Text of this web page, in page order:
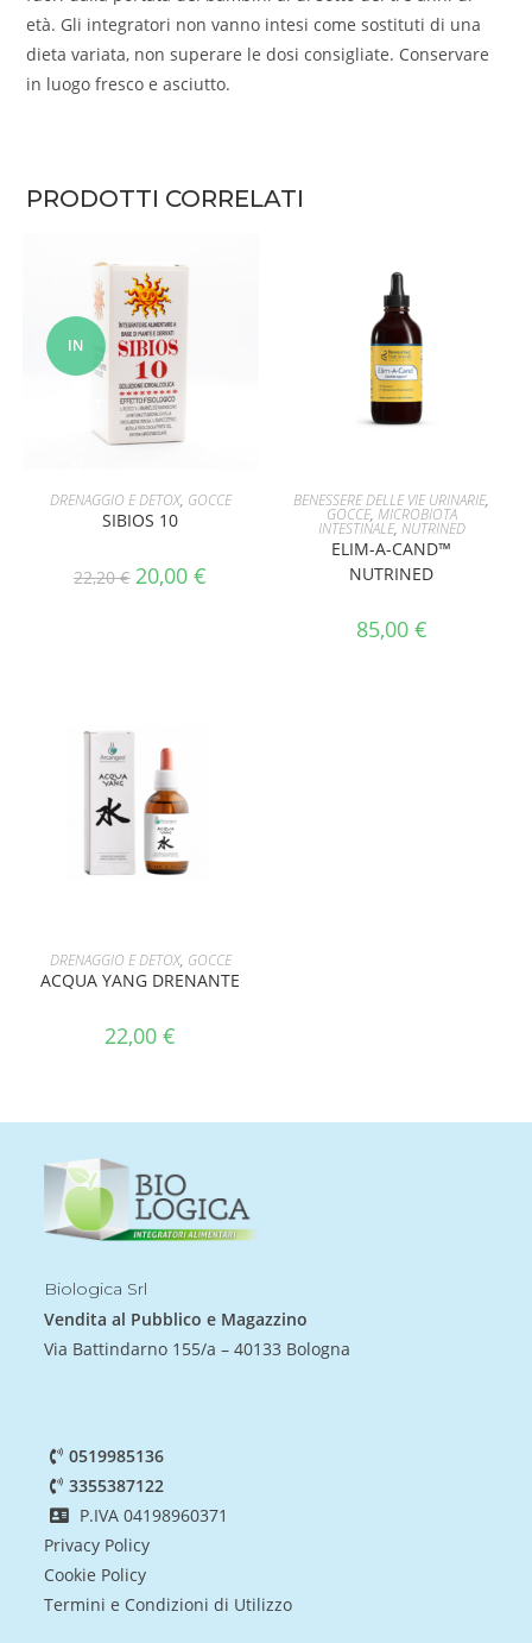
età. Gli integratori non vanno intesi come sostituti di una
dieta variata, non superare le dosi consigliate. Conservare
in luogo fresco e asciutto.
PRODOTTI CORRELATI
IN
AGGIUNGI AL CARRELLO
DRENAGGIO E DETOX, GOCCE
SIBIOS 10
22,20€ 20,00€
AGGIUNGI AL CARRELLO
BENESSERE DELLE VIE URINARIE,
GOCCE, MICROBIOTA
INTESTINALE, NUTRINED
ELIM-A-CAND™
NUTRINED
85,00 €
AGGIUNGI AL CARRELLO
DRENAGGIO E DETOX, GOCCE
ACQUA YANG DRENANTE
22,00€
Biologica Srl
Vendita al Pubblico e Magazzino
Via Battindarno 155/a – 40133 Bologna
0519985136
3355387122
P.IVA 04198960371
Privacy Policy
Cookie Policy
Termini e Condizioni di Utilizzo